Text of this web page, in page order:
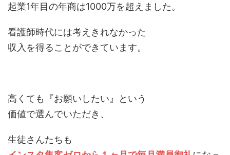
起業1年目の年商は1000万を超えました。
看護師時代には考えきれなかった
収入を得ることができています。
高くても『お願いしたい』という
価値で選んでいただき、
生徒さんたちも